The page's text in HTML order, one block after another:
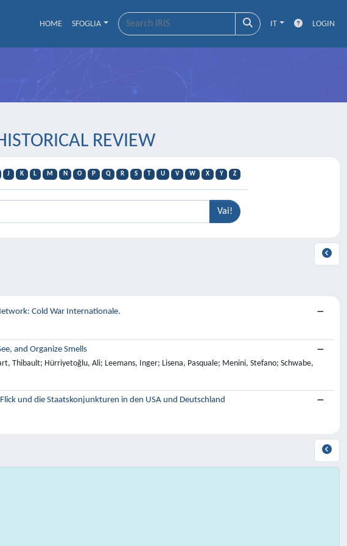
HOME SFOGLIA IT LOGIN
REVIEW
J K L M N O P Q R S T U V W X Y Z
Cold War Internationale.
and Organize Smells
Thibault; Hürriyetoğlu, Ali; Leemans, Inger; Lisena, Pasquale; Menini, Stefano; Schwabe,
und die Staatskonjunkturen in den USA und Deutschland